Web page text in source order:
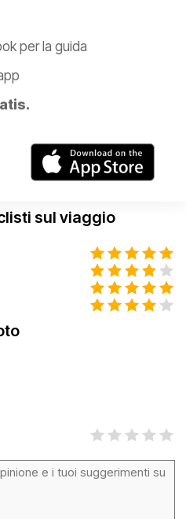
per la guida
sul viaggio